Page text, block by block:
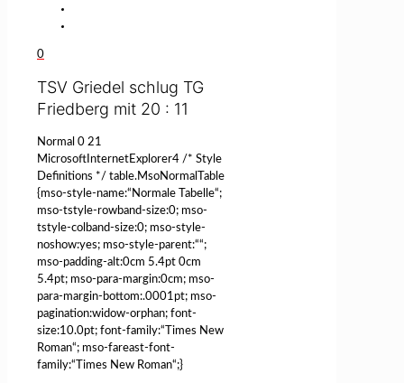
0
TSV Griedel schlug TG
Friedberg mit 20 : 11
Normal 0 21
MicrosoftInternetExplorer4 /* Style
Definitions */ table.MsoNormalTable
{mso-style-name:“Normale Tabelle“;
mso-tstyle-rowband-size:0; mso-
tstyle-colband-size:0; mso-style-
noshow:yes; mso-style-parent:““;
mso-padding-alt:0cm 5.4pt 0cm
5.4pt; mso-para-margin:0cm; mso-
para-margin-bottom:.0001pt; mso-
pagination:widow-orphan; font-
size:10.0pt; font-family:“Times New
Roman“; mso-fareast-font-
family:“Times New Roman“;}